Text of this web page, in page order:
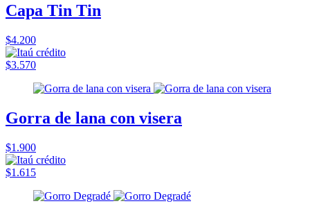
Capa Tin Tin
$4.200
$3.570
Gorra de lana con visera
$1.900
$1.615